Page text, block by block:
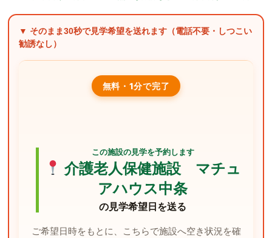
▼ そのまま30秒で見学希望を送れます（電話不要・しつこい
勧誘なし）
無料・1分で完了
この施設の見学を予約します
介護老人保健施設 マチュ
アハウス中条
の見学希望日を送る
ご希望日時をもとに、こちらで施設へ空き状況を確